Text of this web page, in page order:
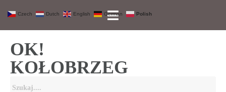
OK!
KOŁOBRZEG
Czech Dutch English German Polish